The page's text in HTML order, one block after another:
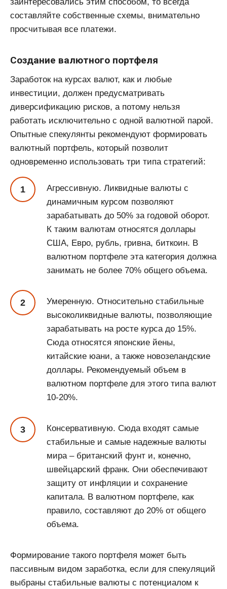
составляйте собственные схемы, внимательно
просчитывая все платежи.
Создание валютного портфеля
Заработок на курсах валют, как и любые
инвестиции, должен предусматривать
диверсификацию рисков, а потому нельзя
работать исключительно с одной валютной парой.
Опытные спекулянты рекомендуют формировать
валютный портфель, который позволит
одновременно использовать три типа стратегий:
Агрессивную. Ликвидные валюты с
динамичным курсом позволяют
зарабатывать до 50% за годовой оборот.
К таким валютам относятся доллары
США, Евро, рубль, гривна, биткоин. В
валютном портфеле эта категория должна
занимать не более 70% общего объема.
Умеренную. Относительно стабильные
высоколиквидные валюты, позволяющие
зарабатывать на росте курса до 15%.
Сюда относятся японские йены,
китайские юани, а также новозеландские
доллары. Рекомендуемый объем в
валютном портфеле для этого типа валют
10-20%.
Консервативную. Сюда входят самые
стабильные и самые надежные валюты
мира – британский фунт и, конечно,
швейцарский франк. Они обеспечивают
защиту от инфляции и сохранение
капитала. В валютном портфеле, как
правило, составляют до 20% от общего
объема.
Формирование такого портфеля может быть
пассивным видом заработка, если для спекуляций
выбраны стабильные валюты с потенциалом к